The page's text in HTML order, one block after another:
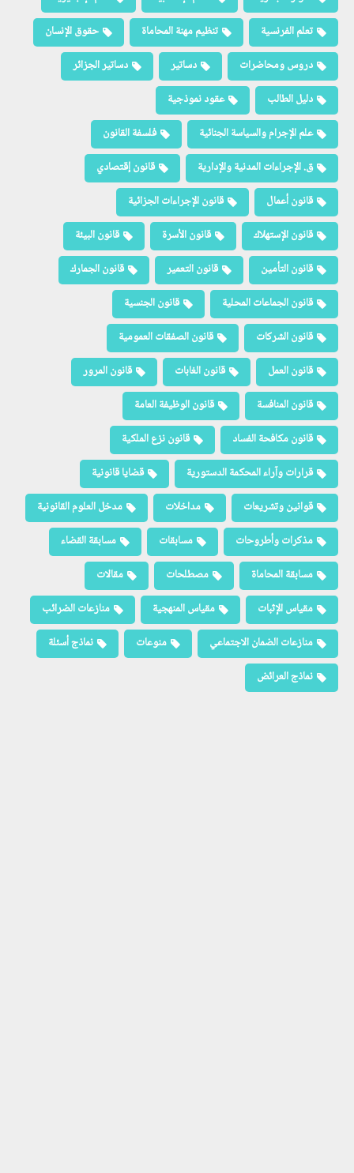
تعلم الفرنسية
تنظيم مهنة المحاماة
حقوق الإنسان
دروس ومحاضرات
دساتير
دساتير الجزائر
دليل الطالب
عقود نموذجية
علم الإجرام والسياسة الجنائية
فلسفة القانون
ق. الإجراءات المدنية والإدارية
قانون إقتصادي
قانون أعمال
قانون الإجراءات الجزائية
قانون الإستهلاك
قانون الأسرة
قانون البيئة
قانون التأمين
قانون التعمير
قانون الجمارك
قانون الجماعات المحلية
قانون الجنسية
قانون الشركات
قانون الصفقات العمومية
قانون العمل
قانون الغابات
قانون المرور
قانون المنافسة
قانون الوظيفة العامة
قانون مكافحة الفساد
قانون نزع الملكية
قرارات وآراء المحكمة الدستورية
قضايا قانونية
قوانين وتشريعات
مداخلات
مدخل العلوم القانونية
مذكرات وأطروحات
مسابقات
مسابقة القضاء
مسابقة المحاماة
مصطلحات
مقالات
مقياس الإثبات
مقياس المنهجية
منازعات الضرائب
منازعات الضمان الاجتماعي
منوعات
نماذج أسئلة
نماذج العرائض